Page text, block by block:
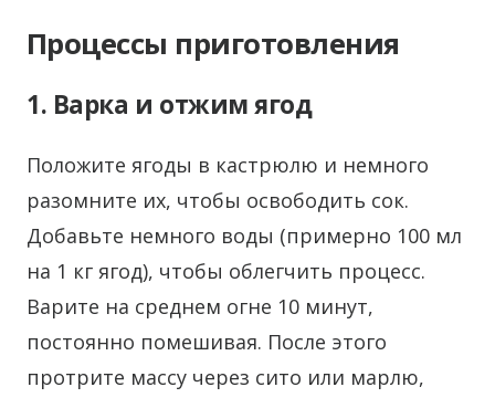
Процессы приготовления
1. Варка и отжим ягод
Положите ягоды в кастрюлю и немного
разомните их, чтобы освободить сок.
Добавьте немного воды (примерно 100 мл
на 1 кг ягод), чтобы облегчить процесс.
Варите на среднем огне 10 минут,
постоянно помешивая. После этого
протрите массу через сито или марлю,